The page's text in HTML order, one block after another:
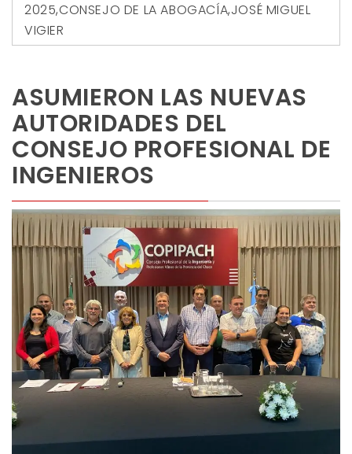
2025,CONSEJO DE LA ABOGACÍA,JOSÉ MIGUEL
VIGIER
ASUMIERON LAS NUEVAS
AUTORIDADES DEL
CONSEJO PROFESIONAL DE
INGENIEROS